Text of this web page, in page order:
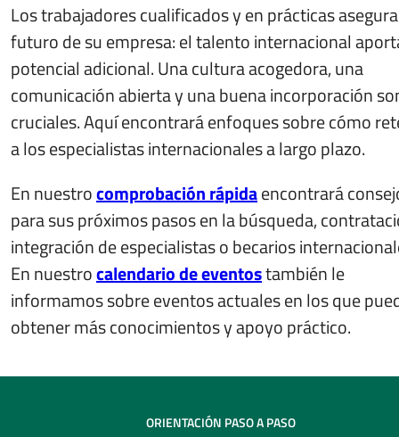
Los trabajadores cualificados y en prácticas
futuro de su empresa: el talento internacional
potencial adicional. Una cultura acogedora, una
comunicación abierta y una buena incorporación
cruciales. Aquí encontrará enfoques sobre cómo
a los especialistas internacionales a largo plazo.
En nuestrocomprobación rápidaencontrará
para sus próximos pasos en la búsqueda,
integración de especialistas o becarios
En nuestrocalendario de eventostambién le
informamos sobre eventos actuales en los que
obtener más conocimientos y apoyo práctico.
ORIENTACIÓN PASO A PASO